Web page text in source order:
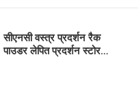
सीएनसी वस्त्र प्रदर्शन रैक
पाउडर लेपित प्रदर्शन स्टोर